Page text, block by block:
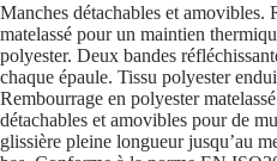
Manches détachables et amovibles.
matelassé pour un maintien
polyester. Deux bandes
chaque épaule. Tissu polyester
Rembourrage en polyester
détachables et amovibles pour de
glissière pleine longueur jusqu’au